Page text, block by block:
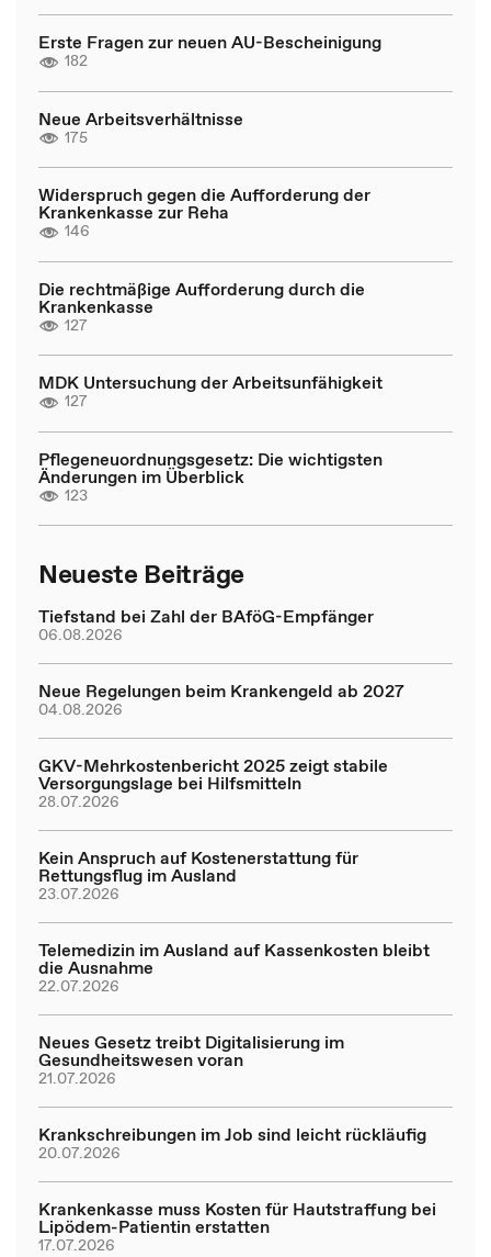
Erste Fragen zur neuen AU-Bescheinigung
182
Neue Arbeitsverhältnisse
175
Widerspruch gegen die Aufforderung der
Krankenkasse zur Reha
146
Die rechtmäßige Aufforderung durch die
Krankenkasse
127
MDK Untersuchung der Arbeitsunfähigkeit
127
Pflegeneuordnungsgesetz: Die wichtigsten
Änderungen im Überblick
123
Neueste Beiträge
Tiefstand bei Zahl der BAföG-Empfänger
06.08.2026
Neue Regelungen beim Krankengeld ab 2027
04.08.2026
GKV-Mehrkostenbericht 2025 zeigt stabile
Versorgungslage bei Hilfsmitteln
28.07.2026
Kein Anspruch auf Kostenerstattung für
Rettungsflug im Ausland
23.07.2026
Telemedizin im Ausland auf Kassenkosten bleibt
die Ausnahme
22.07.2026
Neues Gesetz treibt Digitalisierung im
Gesundheitswesen voran
21.07.2026
Krankschreibungen im Job sind leicht rückläufig
20.07.2026
Krankenkasse muss Kosten für Hautstraffung bei
Lipödem-Patientin erstatten
17.07.2026